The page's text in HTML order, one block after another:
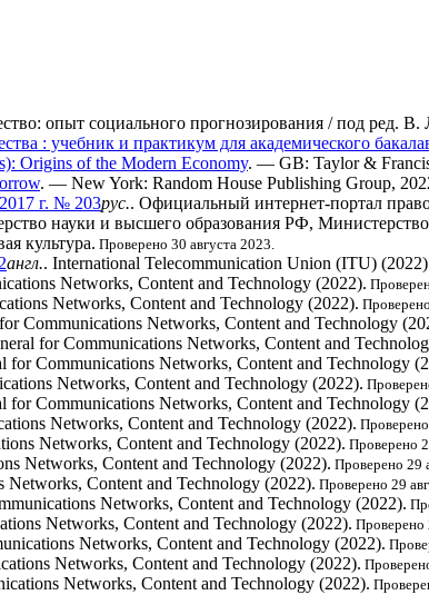
опыт социального прогнозирования / под ред.
: учебник и практикум для академического
Origins of the Modern Economy. — GB: Taylor &
. — New York: Random House Publishing Group,
г. № 203рус.. Официальный интернет-портал
науки и высшего образования РФ,
культура. Проверено 30 августа 2023.
англ.. International Telecommunication Union (ITU)
Networks, Content and Technology (2022).
Networks, Content and Technology (2022).
Communications Networks, Content and Technology
for Communications Networks, Content and
for Communications Networks, Content and Technology
Networks, Content and Technology (2022).
for Communications Networks, Content and Technology
Networks, Content and Technology (2022).
Networks, Content and Technology (2022). Проверено
Networks, Content and Technology (2022). Проверено 29
Content and Technology (2022). Проверено 29
Networks, Content and Technology (2022).
Networks, Content and Technology (2022). Проверено
Networks, Content and Technology (2022).
Networks, Content and Technology (2022).
Networks, Content and Technology (2022).